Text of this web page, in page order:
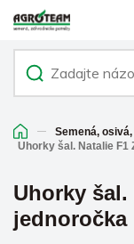
Semená,
Uhorky šal. Natalie F1
Uhorky šal.
jednoročka